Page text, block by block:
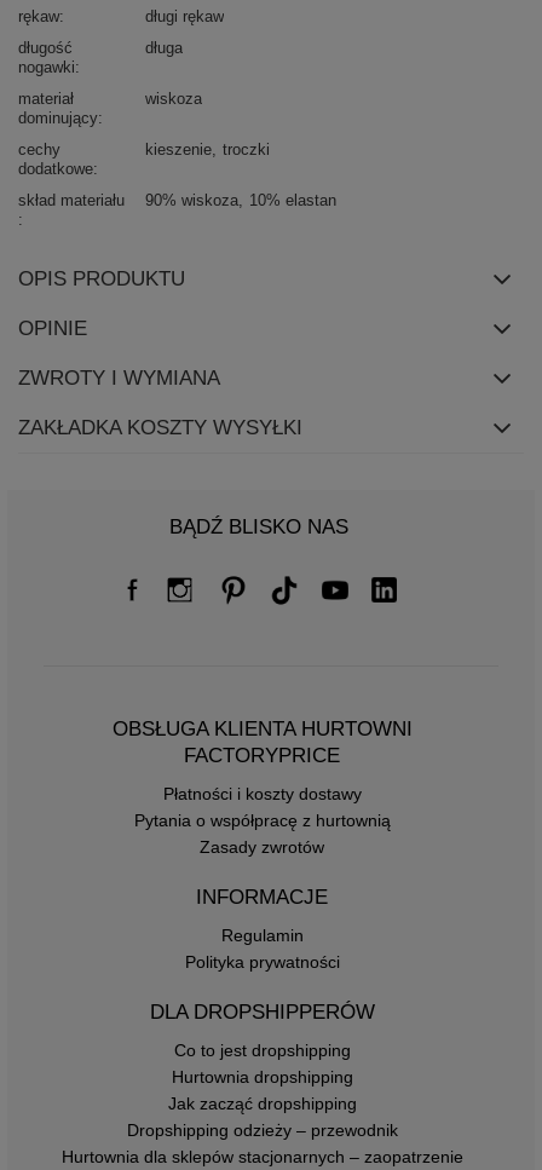
rękaw
długi rękaw
długość
nogawki
długa
materiał
dominujący
wiskoza
cechy
dodatkowe
kieszenie troczki
skład materiału 90% wiskoza 10% elastan
OPIS PRODUKTU
OPINIE
ZWROTY I WYMIANA
ZAKŁADKA KOSZTY WYSYŁKI
BĄDŹ BLISKO NAS
OBSŁUGA KLIENTA HURTOWNI
FACTORYPRICE
Płatności i koszty dostawy
Pytania o współpracę z hurtownią
Zasady zwrotów
INFORMACJE
Regulamin
Polityka prywatności
DLA DROPSHIPPERÓW
Co to jest dropshipping
Hurtownia dropshipping
Jak zacząć dropshipping
Dropshipping odzieży – przewodnik
Hurtownia dla sklepów stacjonarnych – zaopatrzenie